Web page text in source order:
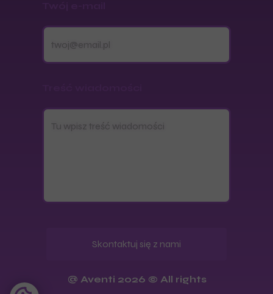
@ Aventi 2026 © All rights
Skontaktuj się z nami